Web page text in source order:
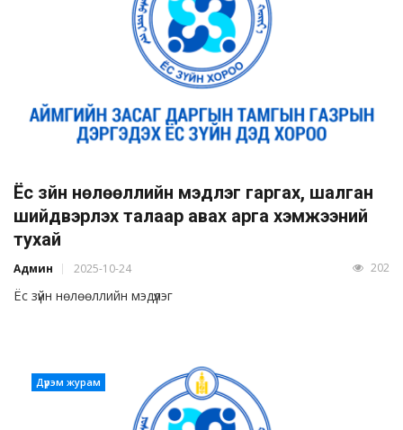
Ёс зүйн нөлөөллийн мэдүүлэг гаргах, шалган
шийдвэрлэх талаар авах арга хэмжээний
тухай
Админ 2025-10-24 202
Ёс зүйн нөлөөллийн мэдүүлэг
Дүрэм журам